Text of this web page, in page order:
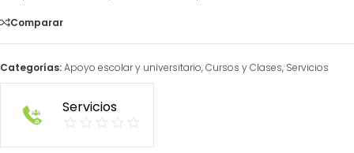
Comparar
Categorías:Apoyo escolar y universitario,Cursos y Clases, Servicios
Servicios